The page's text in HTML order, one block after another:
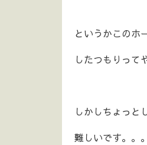
というかこのホ
したつもりって
しかしちょっと
難しいです。。